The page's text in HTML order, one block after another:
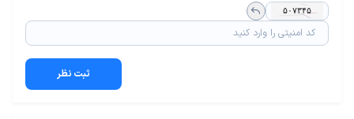
ثبت نظر